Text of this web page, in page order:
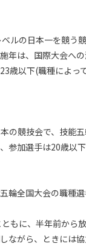
ルの日本一を競う競
年は、国際大会への
歳以下(職種によっ
の競技会で、技能五
参加選手は20歳以下
輪全国大会の職種
もに、半年前から
ながら、ときには